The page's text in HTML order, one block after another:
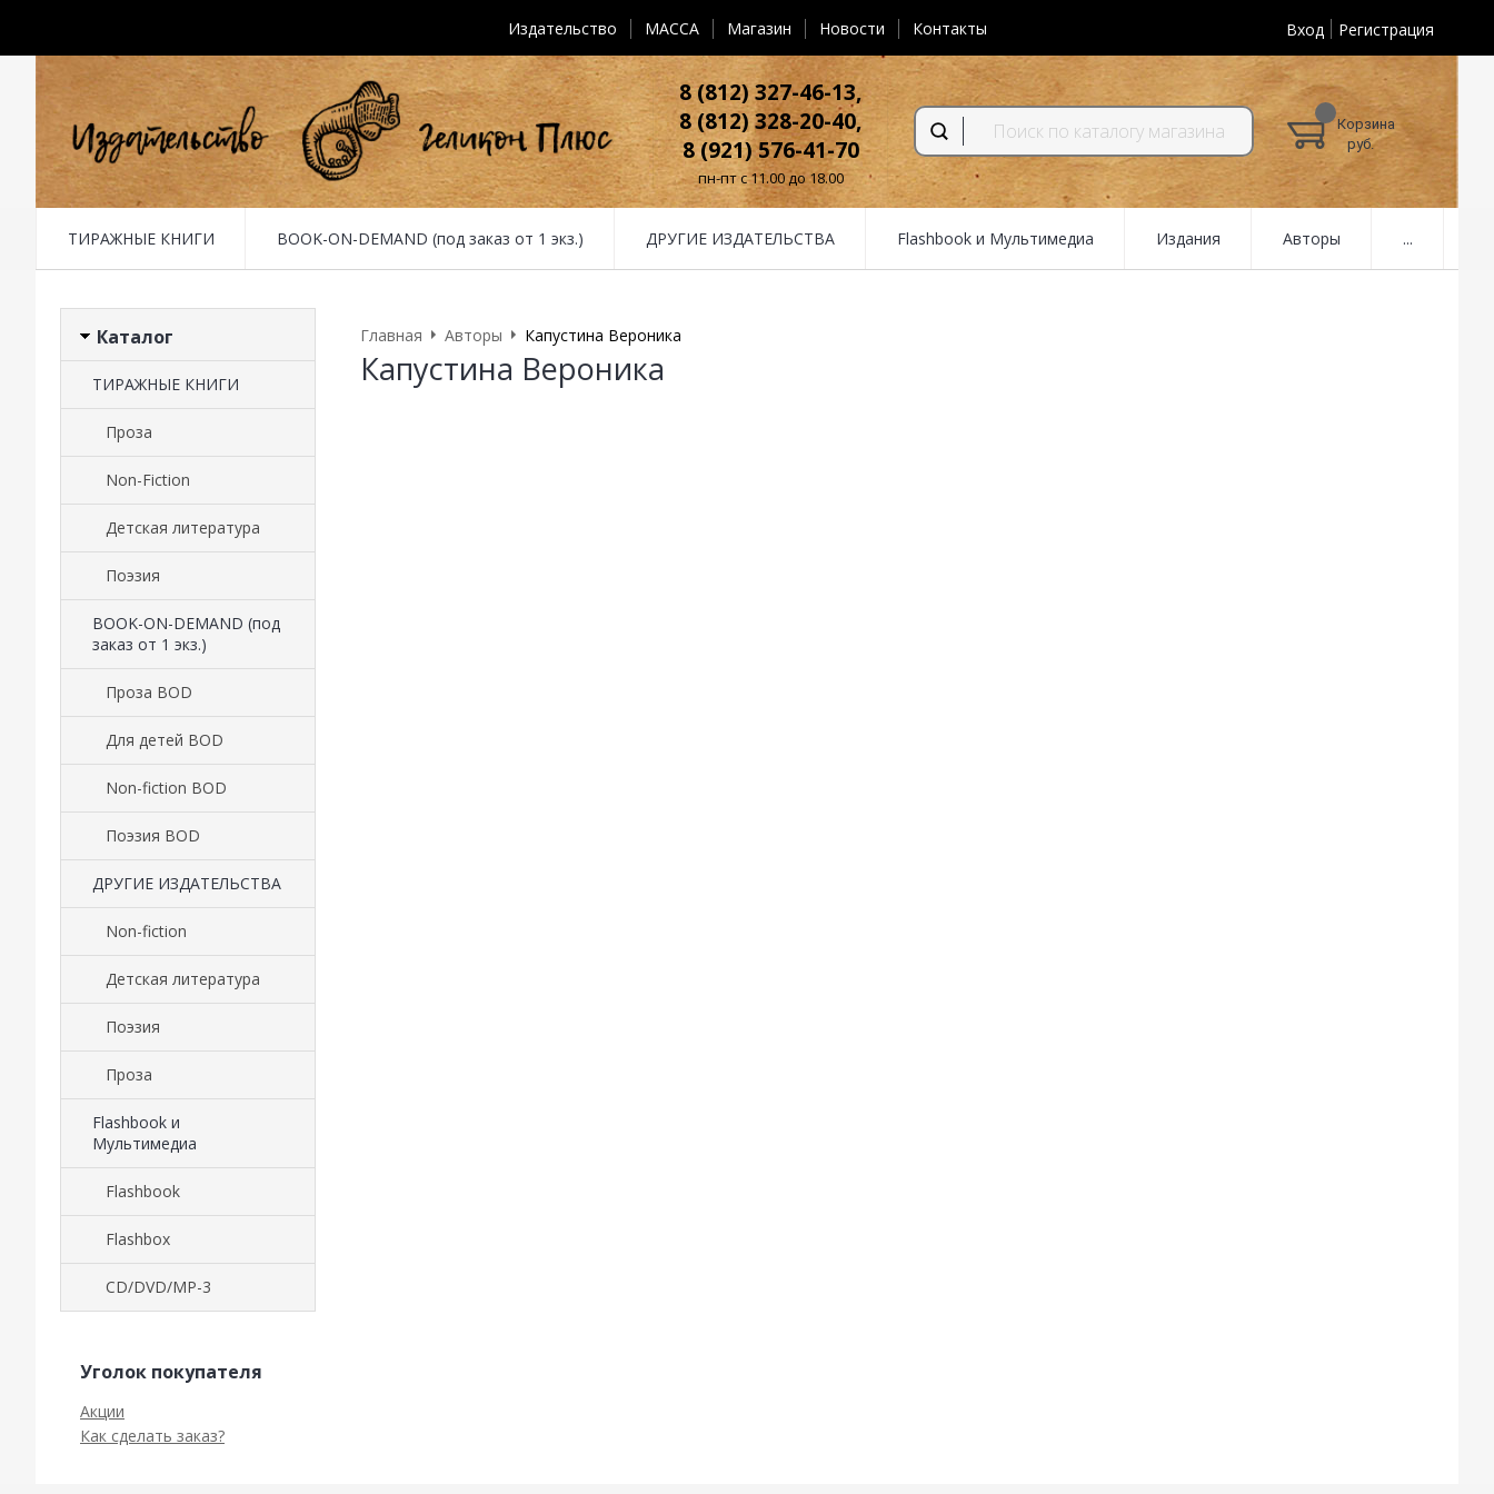
Издательство MACCA Магазин Новости Контакты Вход Регистрация
8 (812) 327-46-13,
8 (812) 328-20-40,
8 (921) 576-41-70
пн-пт с 11.00 до 18.00
Корзина
руб.
ТИРАЖНЫЕ КНИГИ BOOK-ON-DEMAND (под заказ от 1 экз.) ДРУГИЕ ИЗДАТЕЛЬСТВА Flashbook и Мультимедиа Издания Авторы ...
Каталог
ТИРАЖНЫЕ КНИГИ
Проза
Non-Fiction
Детская литература
Поэзия
BOOK-ON-DEMAND (под
заказ от 1 экз.)
Проза BOD
Для детей BOD
Non-fiction BOD
Поэзия BOD
ДРУГИЕ ИЗДАТЕЛЬСТВА
Non-fiction
Детская литература
Поэзия
Проза
Flashbook и
Мультимедиа
Flashbook
Flashbox
CD/DVD/MP-3
Уголок покупателя
Акции
Как сделать заказ?
Главная Авторы Капустина Вероника
Капустина Вероника